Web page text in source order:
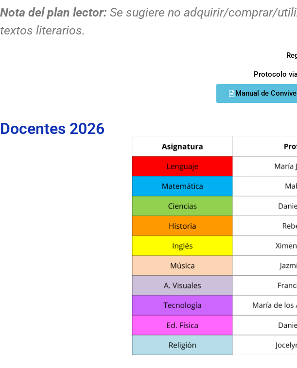
Nota del plan lector: Se sugiere no adquirir/comprar/
textos literarios.
Protocolo
Manual de
Docentes 2026